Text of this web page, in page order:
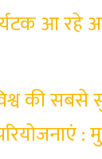
आ रहे
की
: